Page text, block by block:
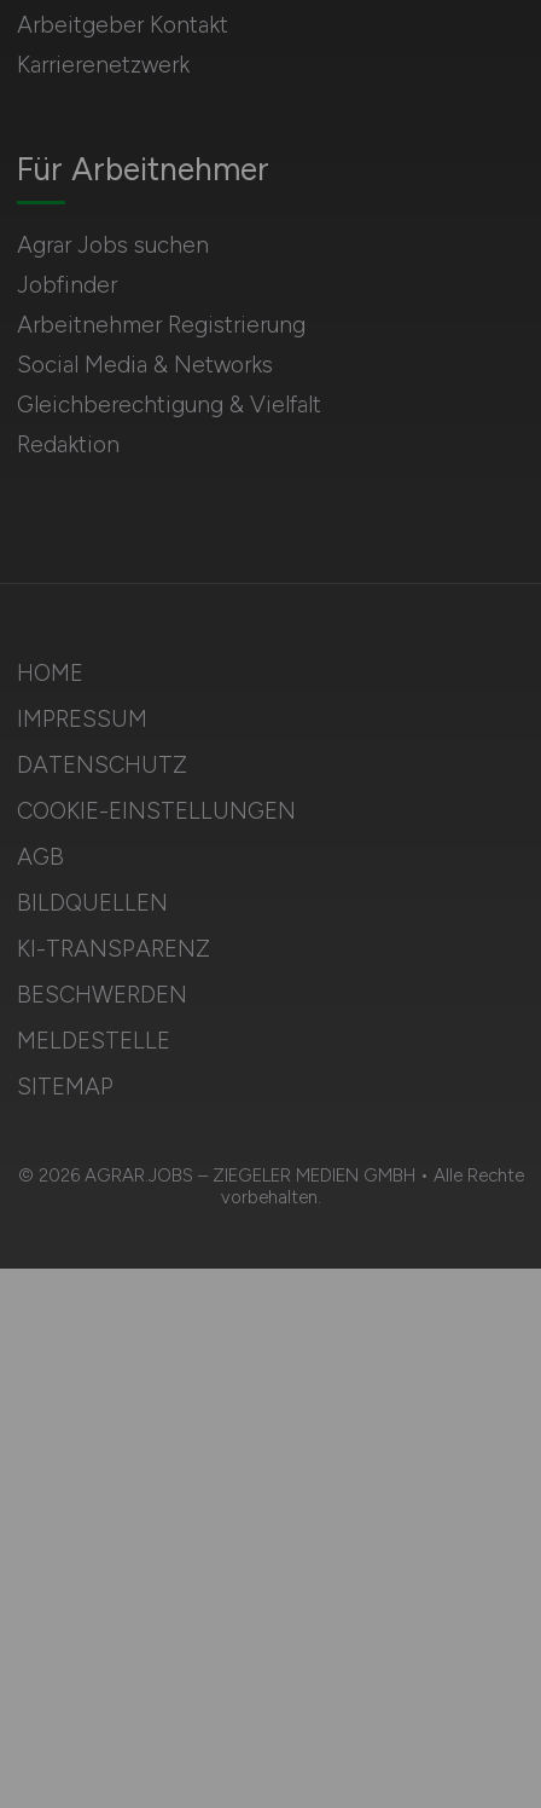
Für Arbeitnehmer
Agrar Jobs suchen
Jobfinder
Arbeitnehmer Registrierung
Social Media & Networks
Gleichberechtigung & Vielfalt
Redaktion
Arbeitgeber Kontakt
Karrierenetzwerk
HOME
IMPRESSUM
DATENSCHUTZ
COOKIE-EINSTELLUNGEN
AGB
BILDQUELLEN
KI-TRANSPARENZ
BESCHWERDEN
MELDESTELLE
SITEMAP
© 2026 AGRAR.JOBS – ZIEGELER MEDIEN GMBH • Alle Rechte
vorbehalten.